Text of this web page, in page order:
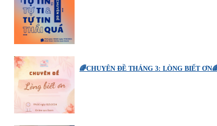
🌈CHUYÊN ĐỀ THÁNG 3: LÒNG BIẾT